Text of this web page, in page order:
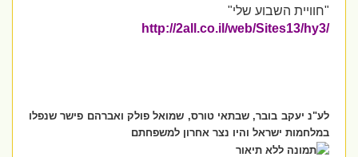
"חוויית השבוע שלי"
http://2all.co.il/web/Sites13/hy3/
לע"נ יעקב בובר, שבתאי טורס, שמואל פולק ואברהם פישר שנפלו
במלחמות ישראל והיו נצר אחרון למשפחתם